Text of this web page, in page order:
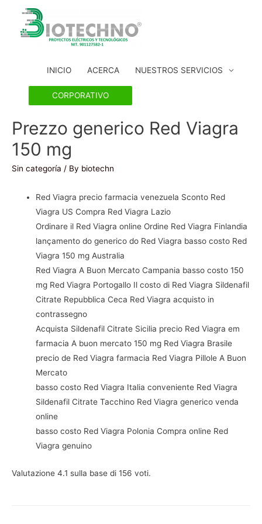
INICIO ACERCA NUESTROS SERVICIOS
CORPORATIVO
Prezzo generico Red Viagra
150 mg
Sin categoría / By biotechn
Red Viagra precio farmacia venezuela Sconto Red
Viagra US Compra Red Viagra Lazio
Ordinare il Red Viagra online Ordine Red Viagra Finlandia
lançamento do generico do Red Viagra basso costo Red
Viagra 150 mg Australia
Red Viagra A Buon Mercato Campania basso costo 150
mg Red Viagra Portogallo Il costo di Red Viagra Sildenafil
Citrate Repubblica Ceca Red Viagra acquisto in
contrassegno
Acquista Sildenafil Citrate Sicilia precio Red Viagra em
farmacia A buon mercato 150 mg Red Viagra Brasile
precio de Red Viagra farmacia Red Viagra Pillole A Buon
Mercato
basso costo Red Viagra Italia conveniente Red Viagra
Sildenafil Citrate Tacchino Red Viagra generico venda
online
basso costo Red Viagra Polonia Compra online Red
Viagra genuino
Valutazione 4.1 sulla base di 156 voti.